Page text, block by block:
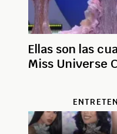
Ellas son las
Miss Universe